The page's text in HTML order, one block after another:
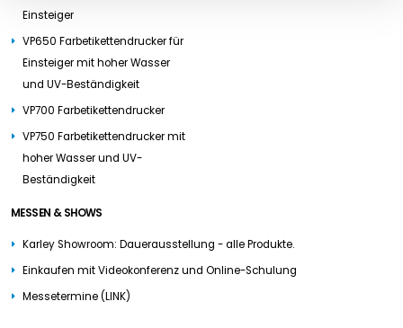
Einsteiger
VP650 Farbetikettendrucker für
Einsteiger mit hoher Wasser
und UV-Beständigkeit
VP700 Farbetikettendrucker
VP750 Farbetikettendrucker mit
hoher Wasser und UV-
Beständigkeit
MESSEN & SHOWS
Karley Showroom: Dauerausstellung - alle Produkte.
Einkaufen mit Videokonferenz und Online-Schulung
Messetermine (LINK)